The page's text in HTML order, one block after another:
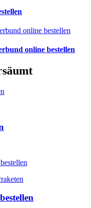
online bestellen